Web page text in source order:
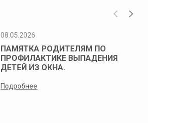
08.05.2026
ПАМЯТКА РОДИТЕЛЯМ ПО
ПРОФИЛАКТИКЕ ВЫПАДЕНИЯ
ДЕТЕЙ ИЗ ОКНА.
Подробнее